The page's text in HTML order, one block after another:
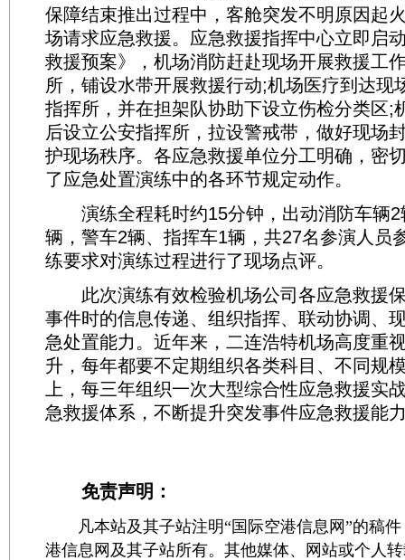
保障结束推出过程中，客舱突发不明原因起
场请求应急救援。应急救援指挥中心立即启
救援预案》，机场消防赶赴现场开展救援工
所，铺设水带开展救援行动;机场医疗到达现
指挥所，并在担架队协助下设立伤检分类区;
后设立公安指挥所，拉设警戒带，做好现场
护现场秩序。各应急救援单位分工明确，密
了应急处置演练中的各环节规定动作。
演练全程耗时约15分钟，出动消防车辆2
辆，警车2辆、指挥车1辆，共27名参演人员
练要求对演练过程进行了现场点评。
此次演练有效检验机场公司各应急救援
事件时的信息传递、组织指挥、联动协调、
急处置能力。近年来，二连浩特机场高度重
升，每年都要不定期组织各类科目、不同规
上，每三年组织一次大型综合性应急救援实
急救援体系，不断提升突发事件应急救援能
免责声明：
凡本站及其子站注明“国际空港信息网”的稿件
港信息网及其子站所有。其他媒体、网站或个人